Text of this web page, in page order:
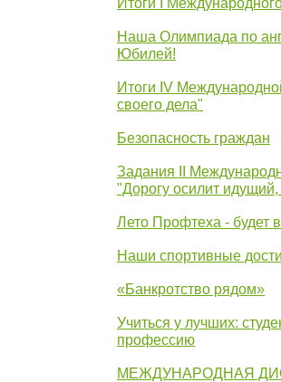
Итоги I
Наша Олимпиада по
Юбилей!
Итоги IV
своего дела"
Безопасность граждан
Задания II
"Дорогу осилит
Лето Профтеха - будет
Наши спортивные
«Банкротство рядом»
Учиться у лучших:
профессию
МЕЖДУНАРОДНАЯ